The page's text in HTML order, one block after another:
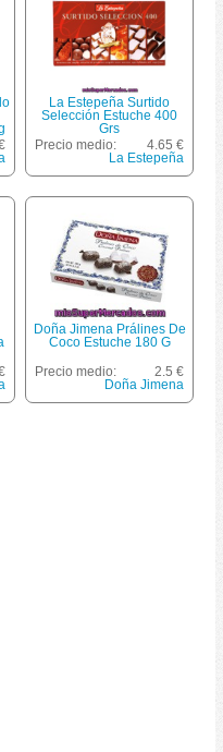
La Estepeña Surtido
Selección Estuche 400
Grs
Precio medio:
4.65 €
La Estepeña
Doña Jimena Prálines De
Coco Estuche 180 G
Precio medio:
2.5 €
Doña Jimena